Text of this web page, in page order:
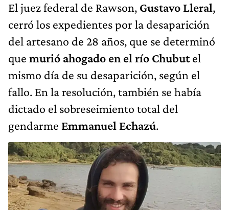
El juez federal de Rawson, Gustavo Lleral,
cerró los expedientes por la desaparición
del artesano de 28 años, que se determinó
que murió ahogado en el río Chubutel
mismo día de su desaparición, según el
fallo. En la resolución, también se había
dictado el sobreseimiento total del
gendarme Emmanuel Echazú.